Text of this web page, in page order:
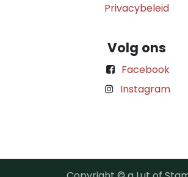
Privacybeleid
Volg ons
Facebook
Instagram